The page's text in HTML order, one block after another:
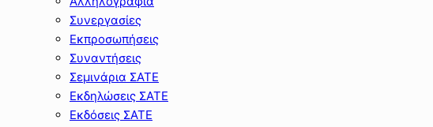
Συνεργασίες
Εκπροσωπήσεις
Συναντήσεις
Σεμινάρια ΣΑΤΕ
Εκδηλώσεις ΣΑΤΕ
Εκδόσεις ΣΑΤΕ